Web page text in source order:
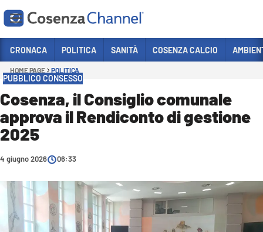
Sezioni
POLITICA
COSENZA CALCIO
ECONOMIA E LAVORO
SANITÀ
SPORT
CRONACA POLITICA SANITÀ COSENZA CALCIO
HOME PAGE POLITICA
PUBBLICO CONSESSO
Cosenza, il Consiglio comunale
approva il Rendiconto di gestione
2025
4 giugno 2026 06:33